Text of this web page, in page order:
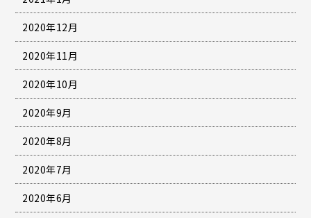
2020年12月
2020年11月
2020年10月
2020年9月
2020年8月
2020年7月
2020年6月